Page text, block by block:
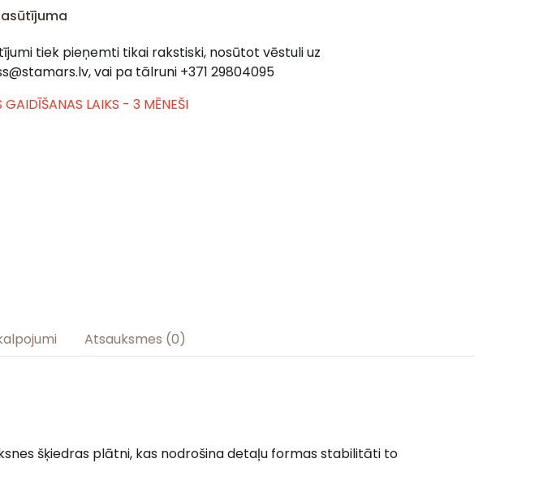
tiek pieņemti tikai rakstiski, nosūtot vēstuli uz
vai pa tālruni +371 29804095
GAIDĪŠANAS LAIKS - 3 MĒNEŠI
Atsauksmes (0)
šķiedras plātni, kas nodrošina detaļu formas stabilitāti to